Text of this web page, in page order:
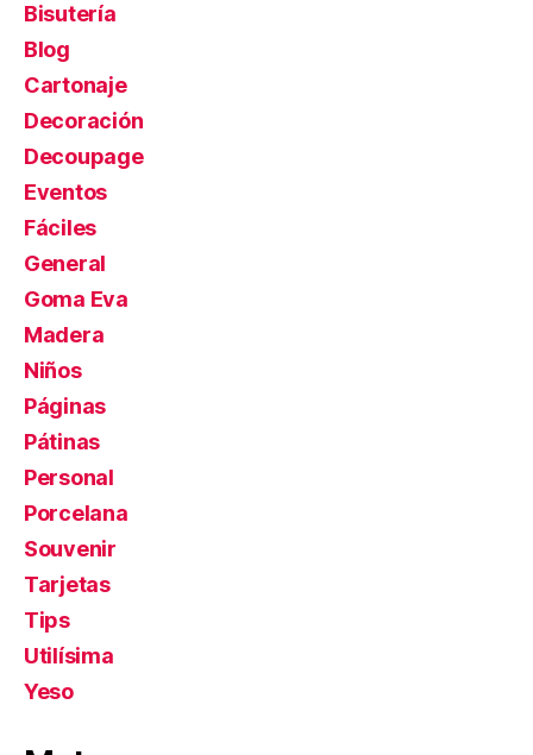
Bisutería
Blog
Cartonaje
Decoración
Decoupage
Eventos
Fáciles
General
Goma Eva
Madera
Niños
Páginas
Pátinas
Personal
Porcelana
Souvenir
Tarjetas
Tips
Utilísima
Yeso